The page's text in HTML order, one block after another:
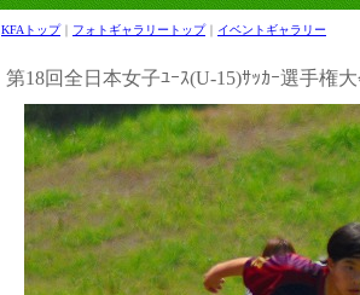
KFAトップ｜ フォトギャラリートップ｜ イベントギャラリー
第18回全日本女子ﾕｰｽ(U-15)ｻｯｶｰ選手権